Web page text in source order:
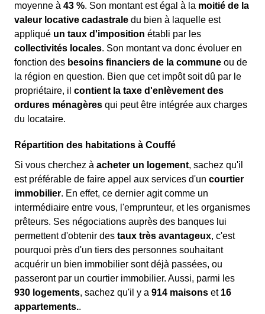
moyenne à 43 %. Son montant est égal à la moitié de la
valeur locative cadastrale du bien à laquelle est
appliqué un taux d'imposition établi par les
collectivités locales. Son montant va donc évoluer en
fonction des besoins financiers de la commune ou de
la région en question. Bien que cet impôt soit dû par le
propriétaire, il contient la taxe d'enlèvement des
ordures ménagères qui peut être intégrée aux charges
du locataire.
Répartition des habitations à Couffé
Si vous cherchez à acheter un logement, sachez qu'il
est préférable de faire appel aux services d'un courtier
immobilier. En effet, ce dernier agit comme un
intermédiaire entre vous, l'emprunteur, et les organismes
prêteurs. Ses négociations auprès des banques lui
permettent d'obtenir des taux très avantageux, c'est
pourquoi près d'un tiers des personnes souhaitant
acquérir un bien immobilier sont déjà passées, ou
passeront par un courtier immobilier. Aussi, parmi les
930 logements, sachez qu'il y a 914 maisons et 16
appartements..